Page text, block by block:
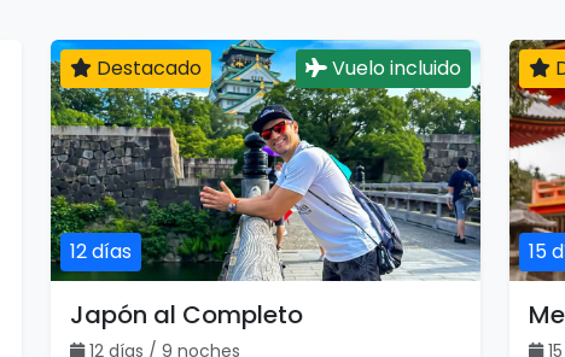
12 días
Destacado Vuelo incluido
Japón al Completo
12 días / 9 noches
15